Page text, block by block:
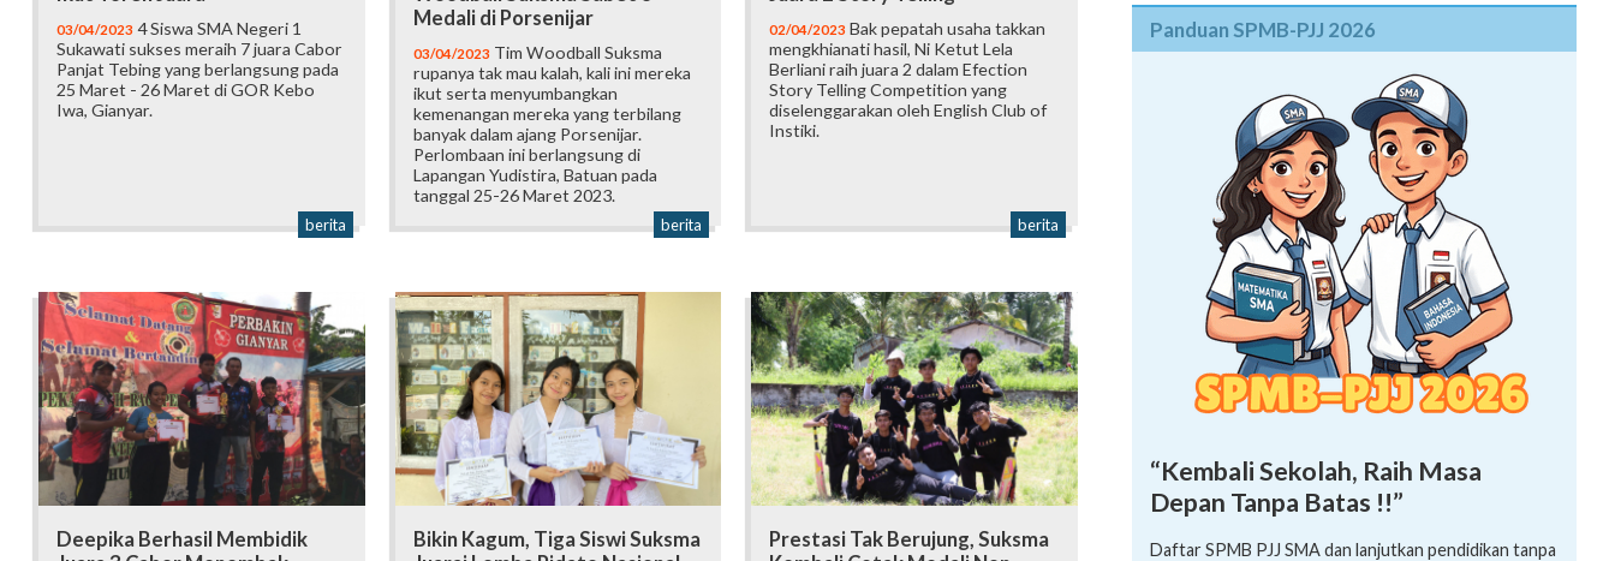
03/04/2023 4 Siswa SMA Negeri 1
Sukawati sukses meraih 7 juara Cabor
Panjat Tebing yang berlangsung pada
25 Maret - 26 Maret di GOR Kebo
Iwa, Gianyar.
berita
Medali di Porsenijar
03/04/2023 Tim Woodball Suksma
rupanya tak mau kalah, kali ini mereka
ikut serta menyumbangkan
kemenangan mereka yang terbilang
banyak dalam ajang Porsenijar.
Perlombaan ini berlangsung di
Lapangan Yudistira, Batuan pada
tanggal 25-26 Maret 2023.
berita
02/04/2023 Bak pepatah usaha takkan
mengkhianati hasil, Ni Ketut Lela
Berliani raih juara 2 dalam Efection
Story Telling Competition yang
diselenggarakan oleh English Club of
Instiki.
berita
Deepika Berhasil Membidik
Bikin Kagum, Tiga Siswi Suksma
Prestasi Tak Berujung, Suksma
Panduan SPMB-PJJ 2026
“Kembali Sekolah, Raih Masa
Depan Tanpa Batas !!”
Daftar SPMB PJJ SMA dan lanjutkan pendidikan tanpa